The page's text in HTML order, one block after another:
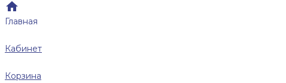
Главная
Кабинет
Корзина